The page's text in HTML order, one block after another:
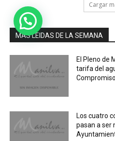
Cargar
MÁS LEIDAS DE LA SEMANA
El Pleno de
tarifa del
Los cuatro
pasan a ser